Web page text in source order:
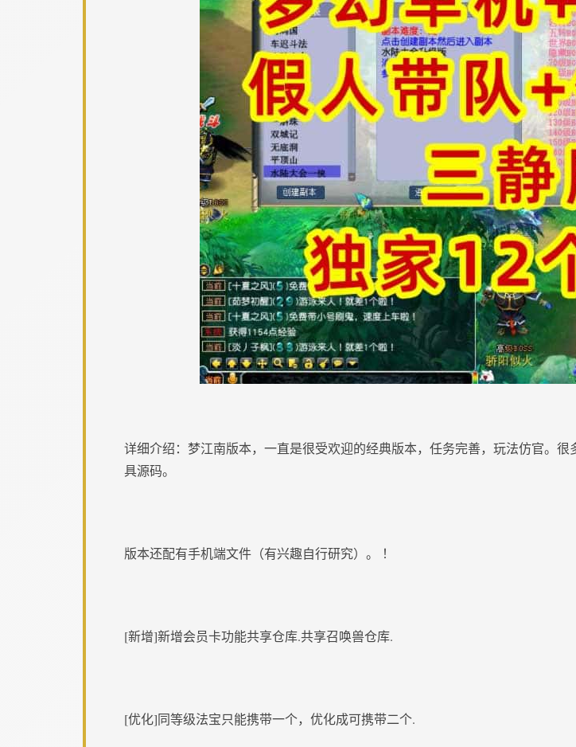
详细介绍：梦江南版本，一直是很受欢迎的经典版本，任务完善，玩法仿官。
具源码。
版本还配有手机端文件（有兴趣自行研究）。 ！
[新增]新增会员卡功能共享仓库.共享召唤兽仓库.
[优化]同等级法宝只能携带一个，优化成可携带二个.